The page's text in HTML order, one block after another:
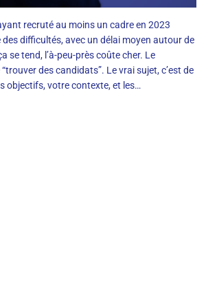
recruté au moins un cadre en 2023
difficultés, avec un délai moyen autour de
se tend, l’à-peu-près coûte cher. Le
des candidats”. Le vrai sujet, c’est de
objectifs, votre contexte, et les…